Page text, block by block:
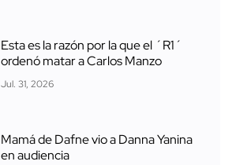
Esta es la razón por la que el ´R1´
ordenó matar a Carlos Manzo
Jul. 31, 2026
Mamá de Dafne vio a Danna Yanina
en audiencia